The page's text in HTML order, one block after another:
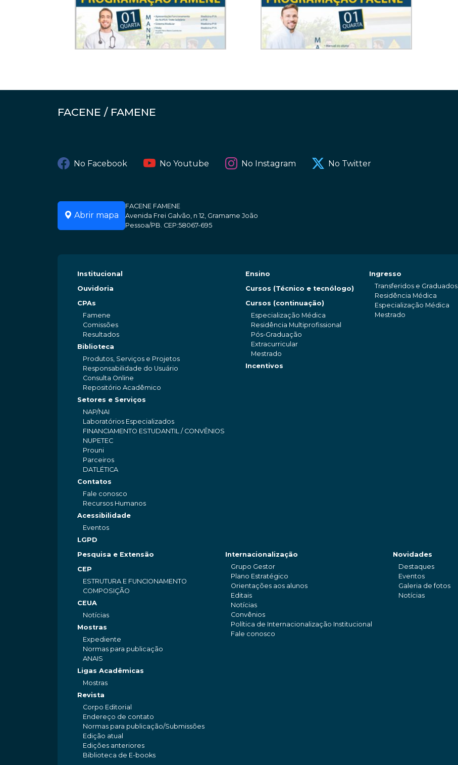
FACENE / FAMENE
No Facebook No Youtube No Instagram No Twitter
Abrir mapa
FACENE FAMENE
Avenida Frei Galvão, n 12, Gramame João
Pessoa/PB. CEP:58067-695
Institucional
Ouvidoria
CPAs
Famene
Comissões
Resultados
Biblioteca
Produtos, Serviços e Projetos
Responsabilidade do Usuário
Consulta Online
Repositório Acadêmico
Setores e Serviços
NAP/NAI
Laboratórios Especializados
FINANCIAMENTO ESTUDANTIL / CONVÊNIOS
NUPETEC
Prouni
Parceiros
DATLÉTICA
Contatos
Fale conosco
Recursos Humanos
Acessibilidade
Eventos
LGPD
Ensino
Cursos (Técnico e tecnólogo)
Cursos (continuação)
Especialização Médica
Residência Multiprofissional
Pós-Graduação
Extracurricular
Mestrado
Incentivos
Ingresso
Transferidos e Graduados
Residência Médica
Especialização Médica
Mestrado
Pesquisa e Extensão
CEP
ESTRUTURA E FUNCIONAMENTO
COMPOSIÇÃO
CEUA
Notícias
Mostras
Expediente
Normas para publicação
ANAIS
Ligas Acadêmicas
Mostras
Revista
Corpo Editorial
Endereço de contato
Normas para publicação/Submissões
Edição atual
Edições anteriores
Biblioteca de E-books
Internacionalização
Grupo Gestor
Plano Estratégico
Orientações aos alunos
Editais
Notícias
Convênios
Política de Internacionalização Institucional
Fale conosco
Novidades
Destaques
Eventos
Galeria de fotos
Notícias